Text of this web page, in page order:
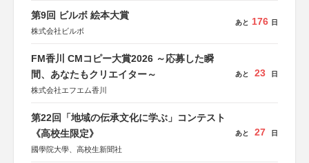
第9回 ビルボ 絵本大賞
株式会社ビルボ
あと 176 日
FM香川 CMコピー大賞2026 ～応募した瞬
間、あなたもクリエイター～
株式会社エフエム香川
あと 23 日
第22回「地域の伝承文化に学ぶ」コンテスト
《高校生限定》
國學院大學、高校生新聞社
あと 27 日